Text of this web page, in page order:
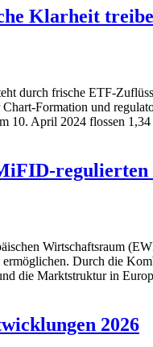
Klarheit
durch frische ETF-
Formation und
10. April 2024 flossen
regulierten
Wirtschaftsraum
Durch die
die Marktstruktur in
2026